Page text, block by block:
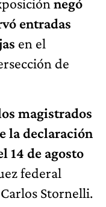
negó
entradas
en el
de
magistrados
la declaración
14 de agosto
federal
Stornelli.